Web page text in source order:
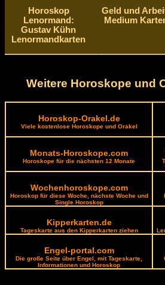
Horoskop
Lenormand:
Gustav Kühn
Lenormandkarten
Geld und
Medium
Weitere Horoskope und
Horoskop-Orakel.de
Viele kostenlose Horoskope und Orakel
Monats-Horoskope.com
Horoskope für die nächsten 12 Monate
Wochenhoroskope.com
Horoskop für diese Woche, nächste Woche und
Single Horoskop
Kipperkarten.de
Tageskarte aus den Kipperkarten ziehen
Engel-portal.com
Die große Seite über Engel, mit Tageskarte,
Informationen und Horoskop